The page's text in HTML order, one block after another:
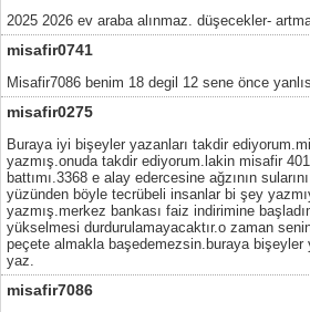
2025 2026 ev araba alınmaz. düşecekler-
misafir0741
Misafir7086 benim 18 degil 12 sene önce
misafir0275
Buraya iyi bişeyler yazanları takdir
yazmış.onuda takdir ediyorum.lakin misafir
battımı.3368 e alay edercesine ağzının
yüzünden böyle tecrübeli insanlar bi şey
yazmış.merkez bankası faiz indirimine
yükselmesi durdurulamayacaktır.o zaman
peçete almakla başedemezsin.buraya bişeyler
yaz.
misafir7086